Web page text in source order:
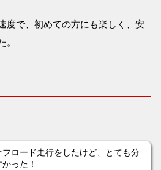
度で、初めての方にも楽しく、安
。
フロード走行をしたけど、とても分
った！